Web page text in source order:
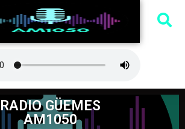
RADIO GÜEMES
AM1050